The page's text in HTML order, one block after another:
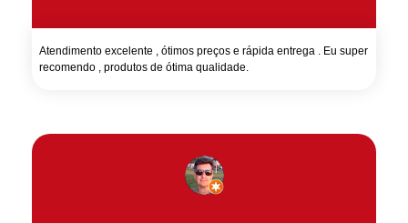
Atendimento excelente , ótimos preços e rápida entrega . Eu super
recomendo , produtos de ótima qualidade.